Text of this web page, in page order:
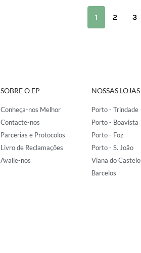
1 2 3
SOBRE O EP
Conheça-nos Melhor
Contacte-nos
Parcerias e Protocolos
Livro de Reclamações
Avalie-nos
NOSSAS LOJAS
Porto - Trindade
Porto - Boavista
Porto - Foz
Porto - S. João
Viana do Castelo
Barcelos